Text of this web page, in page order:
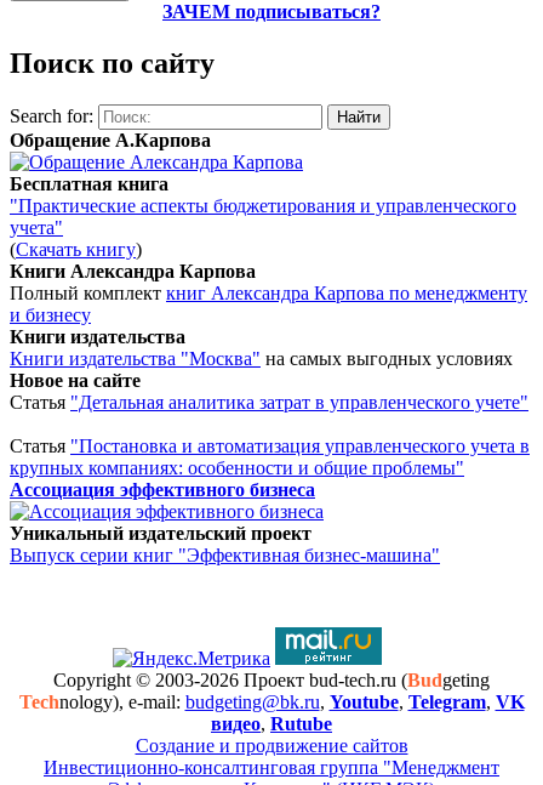
ЗАЧЕМ подписываться?
Поиск по сайту
Search for:
Обращение А.Карпова
Бесплатная книга
"Практические аспекты бюджетирования и управленческого
учета"
(Скачать книгу)
Книги Александра Карпова
Полный комплект книг Александра Карпова по менеджменту
и бизнесу
Книги издательства
Книги издательства "Москва" на самых выгодных условиях
Новое на сайте
Статья "Детальная аналитика затрат в управленческого учете"
Статья "Постановка и автоматизация управленческого учета в
крупных компаниях: особенности и общие проблемы"
Ассоциация эффективного бизнеса
Уникальный издательский проект
Выпуск серии книг "Эффективная бизнес-машина"
Copyright © 2003-2026 Проект bud-tech.ru (Budgeting
Technology), e-mail: budgeting@bk.ru, Youtube, Telegram, VK
видео, Rutube
Создание и продвижение сайтов
Инвестиционно-консалтинговая группа "Менеджмент